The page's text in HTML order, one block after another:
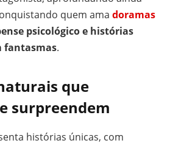
quem ama doramas
psicológico e histórias
fantasmas.
que
surpreendem
histórias únicas, com